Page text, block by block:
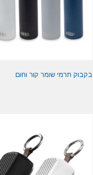
בקבוק תרמי שומר קור וחום